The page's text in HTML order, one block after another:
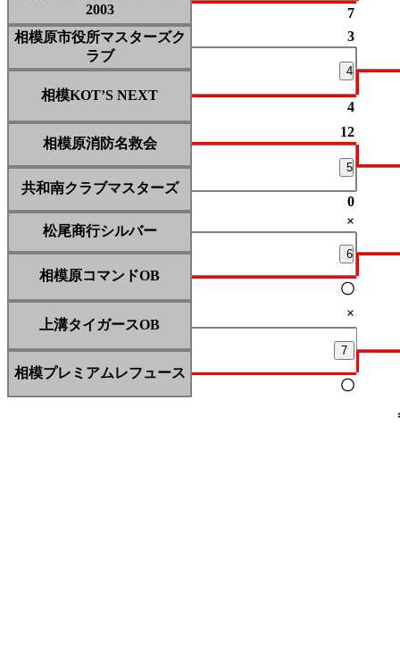
2003
7
相模原市役所マスターズク
ラブ
3
4
相模KOT’S NEXT
4
相模原消防名救会
12
5
共和南クラブマスターズ
0
松尾商行シルバー
×
6
相模原コマンドOB
〇
上溝タイガースOB
×
7
相模プレミアムレフュース
〇